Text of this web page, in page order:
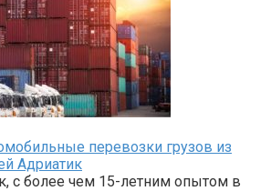
перевозки грузов из
Адриатик
с более чем 15-летним опытом в